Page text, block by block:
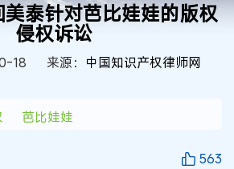
泰针对芭比娃娃的版权
侵权诉讼
18 来源： 中国知识产权律师网
芭比娃娃
563